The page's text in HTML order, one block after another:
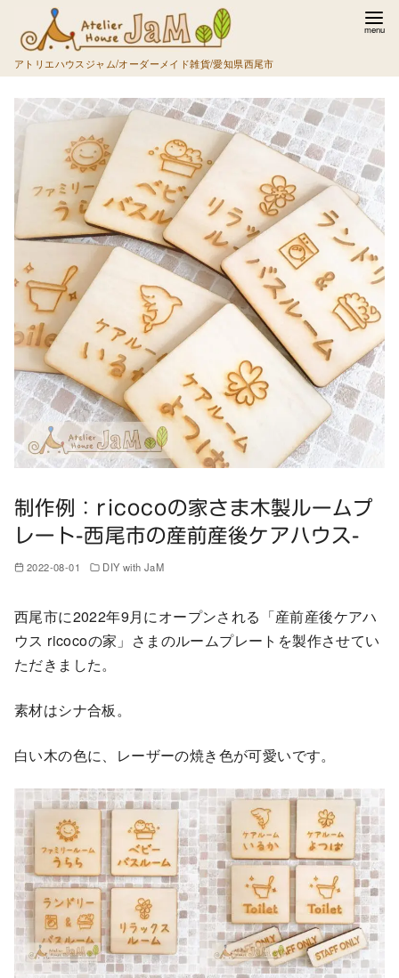
ン
アトリエハウスジャム/オーダーメイド雑貨/愛知県西尾市
制作例：ricocoの家さま木製ルームプ
レート-西尾市の産前産後ケアハウス-
2022-08-01 DIY with JaM
西尾市に2022年9月にオープンされる「産前産後ケアハ
ウス ricocoの家」さまのルームプレートを製作させてい
ただきました。
素材はシナ合板。
白い木の色に、レーザーの焼き色が可愛いです。